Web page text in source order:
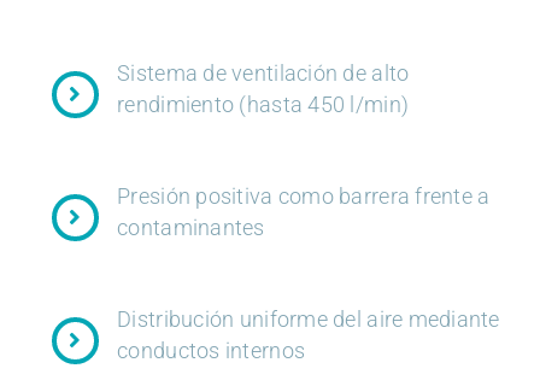
Sistema de ventilación de alto
rendimiento (hasta 450 l/min)
Presión positiva como barrera frente a
contaminantes
Distribución uniforme del aire mediante
conductos internos